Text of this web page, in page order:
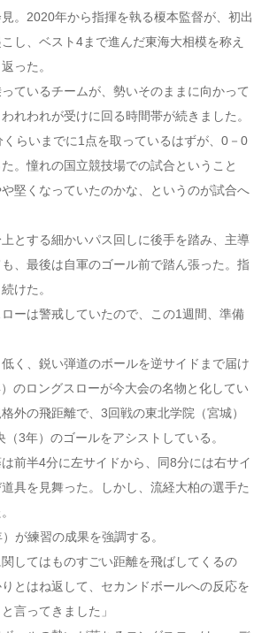
。2020年から指揮を執る榎本監督が、初出
し、ベスト4まで進んだ東海大相模を称え
った。
っているチームが、勢いそのままに向かって
れわれが受けに回る時間帯が続きました。
らいまでに1点を取っているはずが、0－0
。憧れの国立競技場での試合ということ
堅くなっていたのかな、というのが試合へ
とする細かいパス回しに後手を踏み、主導
、最後は自軍のゴール前で踏ん張った。指
けた。
ローは警戒していたので、この1週間、準備
く、鋭い弾道のボールを逆サイドまで届け
のロングスローが今大会の名物と化してい
外の飛距離で、3回戦の東北学院（宮城）
3年）のゴールをアシストしている。
前半4分に左サイドから、同8分には右サイ
道具を見舞った。しかし、流経大柏の選手た
が練習の成果を強調する。
関してはものすごい距離を飛ばしてくるの
とはね返して、セカンドボールへの反応を
言ってきました」